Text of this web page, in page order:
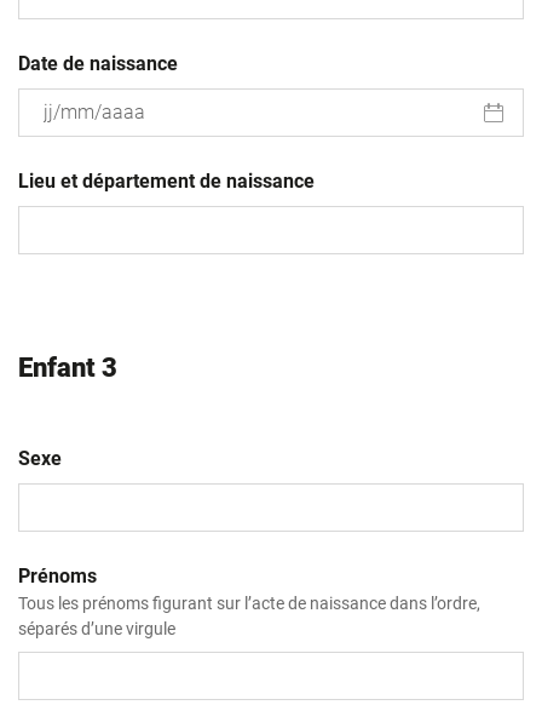
Date de naissance
slash
MM
Lieu et département de naissance
Enfant 3
Sexe
Prénoms
Tous les prénoms figurant sur l’acte de naissance dans l’ordre,
séparés d’une virgule